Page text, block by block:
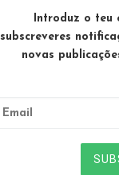
Introduz o teu
subscreveres
novas